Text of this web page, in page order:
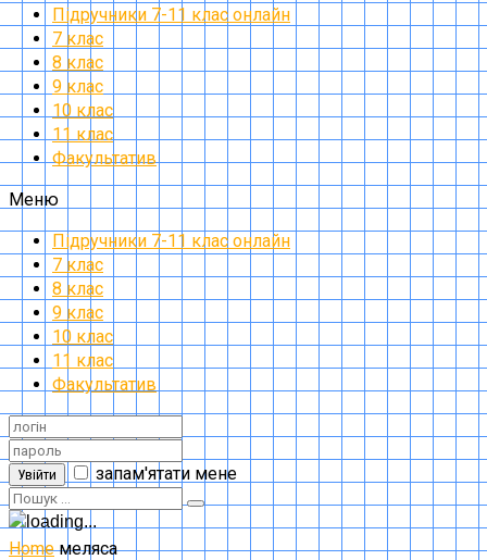
Підручники 7-11 клас онлайн
7 клас
8 клас
9 клас
10 клас
11 клас
Факультатив
Меню
Підручники 7-11 клас онлайн
7 клас
8 клас
9 клас
10 клас
11 клас
Факультатив
Увійти запам'ятати мене
Home меляса